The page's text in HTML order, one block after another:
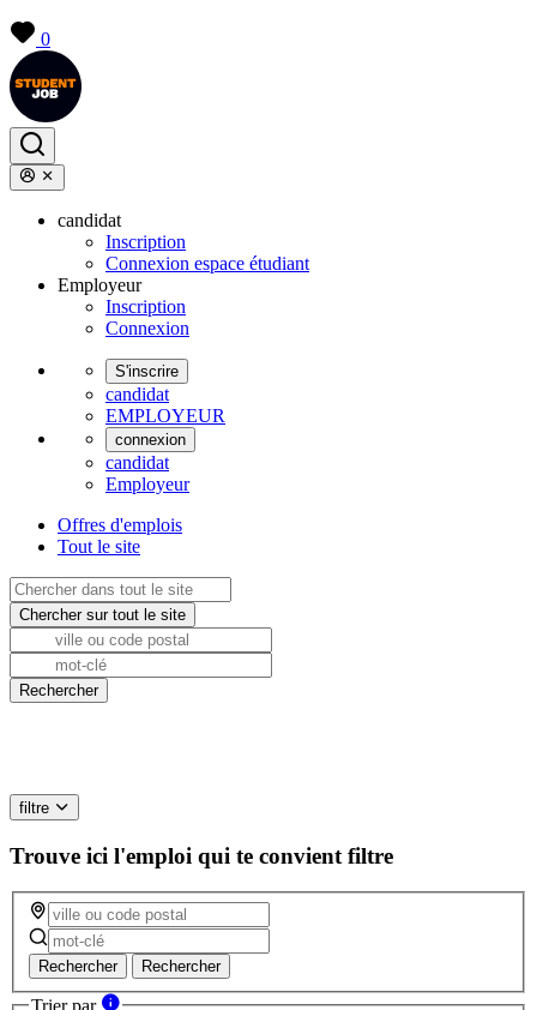
0
candidat
Inscription
Connexion espace étudiant
Employeur
Inscription
Connexion
S'inscrire
candidat
EMPLOYEUR
connexion
candidat
Employeur
Offres d'emplois
Tout le site
filtre
Trouve ici l'emploi qui te convient filtre
Rechercher Rechercher
Trier par